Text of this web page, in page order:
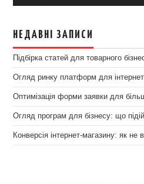
НЕДАВНІ ЗАПИСИ
Підбірка статей для товарного
Огляд ринку платформ для
Оптимізація форми заявки для
Огляд програм для бізнесу: що
Конверсія інтернет-магазину: як не